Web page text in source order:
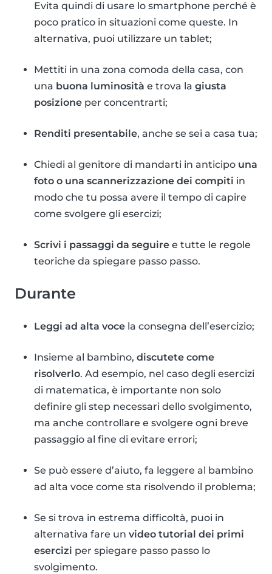
Evita quindi di usare lo smartphone perché è
poco pratico in situazioni come queste. In
alternativa, puoi utilizzare un tablet;
Mettiti in una zona comoda della casa, con
una buona luminosità e trova la giusta
posizione per concentrarti;
Renditi presentabile, anche se sei a casa tua;
Chiedi al genitore di mandarti in anticipo una
foto o una scannerizzazione dei compiti in
modo che tu possa avere il tempo di capire
come svolgere gli esercizi;
Scrivi i passaggi da seguire e tutte le regole
teoriche da spiegare passo passo.
Durante
Leggi ad alta voce la consegna dell’esercizio;
Insieme al bambino, discutete come
risolverlo. Ad esempio, nel caso degli esercizi
di matematica, è importante non solo
definire gli step necessari dello svolgimento,
ma anche controllare e svolgere ogni breve
passaggio al fine di evitare errori;
Se può essere d’aiuto, fa leggere al bambino
ad alta voce come sta risolvendo il problema;
Se si trova in estrema difficoltà, puoi in
alternativa fare un video tutorial dei primi
esercizi per spiegare passo passo lo
svolgimento.